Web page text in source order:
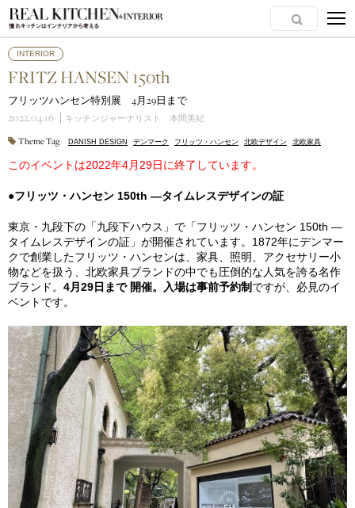
INTERIOR
FRITZ HANSEN 150th
フリッツハンセン特別展 4月29日まで
2022.04.16 キッチンジャーナリスト 本間美紀
Theme Tag DANISH DESIGN デンマーク フリッツ・ハンセン 北欧デザイン 北欧家具
このイベントは2022年4月29日に終了しています。
●フリッツ・ハンセン 150th ―タイムレスデザインの証
東京・九段下の「九段下ハウス」で「フリッツ・ハンセン 150th ―
タイムレスデザインの証」が開催されています。1872年にデンマー
クで創業したフリッツ・ハンセンは、家具、照明、アクセサリー小
物などを扱う、北欧家具ブランドの中でも圧倒的な人気を誇る名作
ブランド。 4月29日まで 開催。入場は事前予約制 ですが、必見のイ
ベントです。